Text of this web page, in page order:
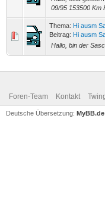
09/95 153500 Km
Thema: Hi ausm
Beitrag: Hi ausm
Hallo, bin der
Foren-Team Kontakt
Deutsche Übersetzung: MyBB.de